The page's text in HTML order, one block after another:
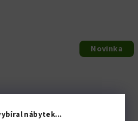
nábytek...
Novinka